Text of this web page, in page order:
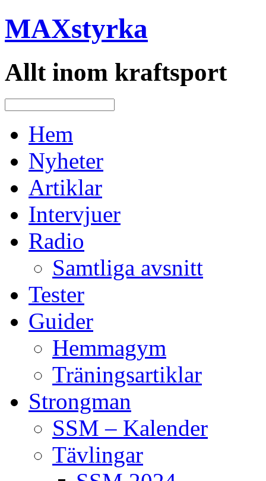
MAXstyrka
Allt inom kraftsport
Hem
Nyheter
Artiklar
Intervjuer
Radio
Samtliga avsnitt
Tester
Guider
Hemmagym
Träningsartiklar
Strongman
SSM – Kalender
Tävlingar